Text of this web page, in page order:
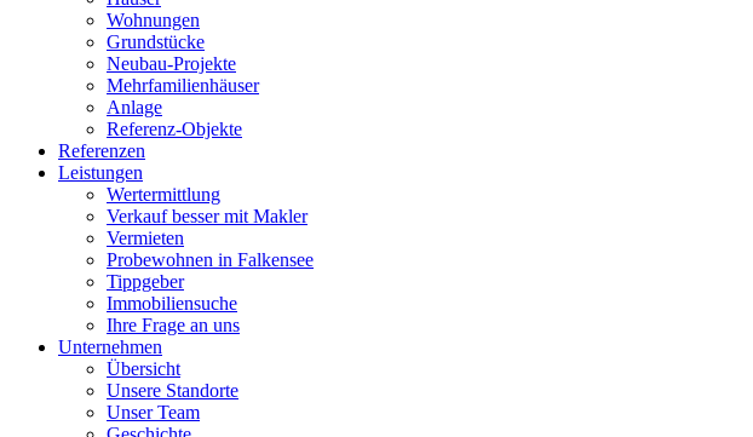
Wohnungen
Grundstücke
Neubau-Projekte
Mehrfamilienhäuser
Anlage
Referenz-Objekte
Referenzen
Leistungen
Wertermittlung
Verkauf besser mit Makler
Vermieten
Probewohnen in Falkensee
Tippgeber
Immobiliensuche
Ihre Frage an uns
Unternehmen
Übersicht
Unsere Standorte
Unser Team